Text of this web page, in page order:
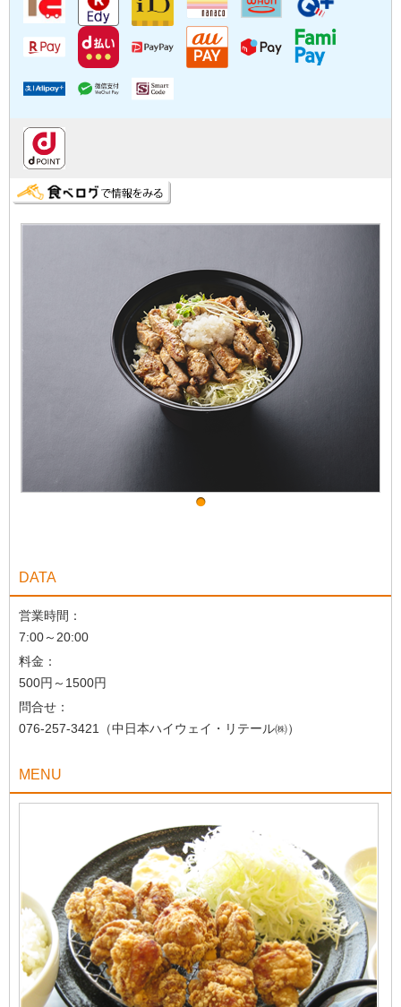
DATA
営業時間：
7:00～20:00
料金：
500円～1500円
問合せ：
076-257-3421（中日本ハイウェイ・リテール㈱）
MENU